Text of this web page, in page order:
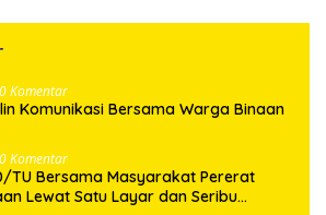
0 Komentar
Komunikasi Bersama Warga Binaan
0 Komentar
TU Bersama Masyarakat Pererat
Lewat Satu Layar dan Seribu